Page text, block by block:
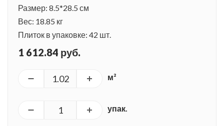
Размер: 8.5*28.5 см
Вес: 18.85 кг
Плиток в упаковке: 42 шт.
1 612.84 руб.
м²
упак.